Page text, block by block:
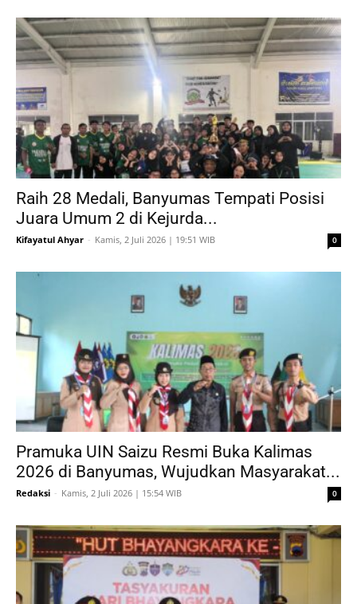
Raih 28 Medali, Banyumas Tempati Posisi
Juara Umum 2 di Kejurda...
Kifayatul Ahyar - Kamis, 2 Juli 2026 | 19:51 WIB 0
Pramuka UIN Saizu Resmi Buka Kalimas
2026 di Banyumas, Wujudkan Masyarakat...
Redaksi - Kamis, 2 Juli 2026 | 15:54 WIB 0